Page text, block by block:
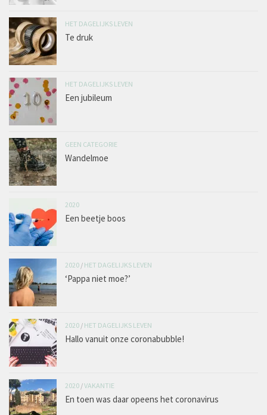
HET DAGELIJKS LEVEN
Te druk
HET DAGELIJKS LEVEN
Een jubileum
GEEN CATEGORIE
Wandelmoe
2020
Een beetje boos
2020 / HET DAGELIJKS LEVEN
‘Pappa niet moe?’
2020 / HET DAGELIJKS LEVEN
Hallo vanuit onze coronabubble!
2020 /VAKANTIE
En toen was daar opeens het coronavirus